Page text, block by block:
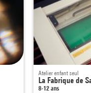
Atelier enfant seul
La Fabrique de
8-12 ans